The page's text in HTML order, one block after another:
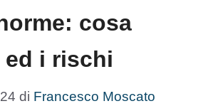
cosa
ed i rischi
di Francesco Moscato